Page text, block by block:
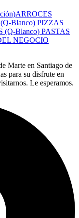
ARROCES
Blanco) PIZZAS
(Q-Blanco) PASTAS
NEGOCIO
Marte en Santiago de
para su disfrute en
Le esperamos.